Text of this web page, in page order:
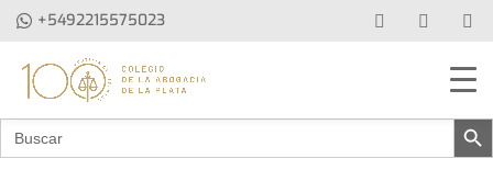
+5492215575023
Buscar: Botón de